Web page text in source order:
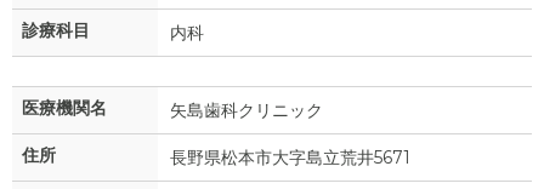
診療科目 内科
医療機関名 矢島歯科クリニック
住所 長野県松本市大字島立荒井5671